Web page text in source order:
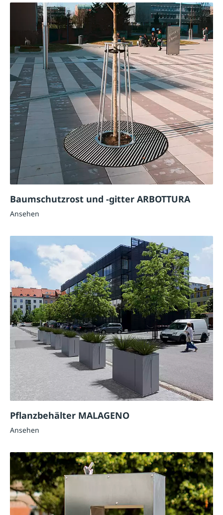
Baumschutzrost und -gitter ARBOTTURA
Ansehen
Pflanzbehälter MALAGENO
Ansehen